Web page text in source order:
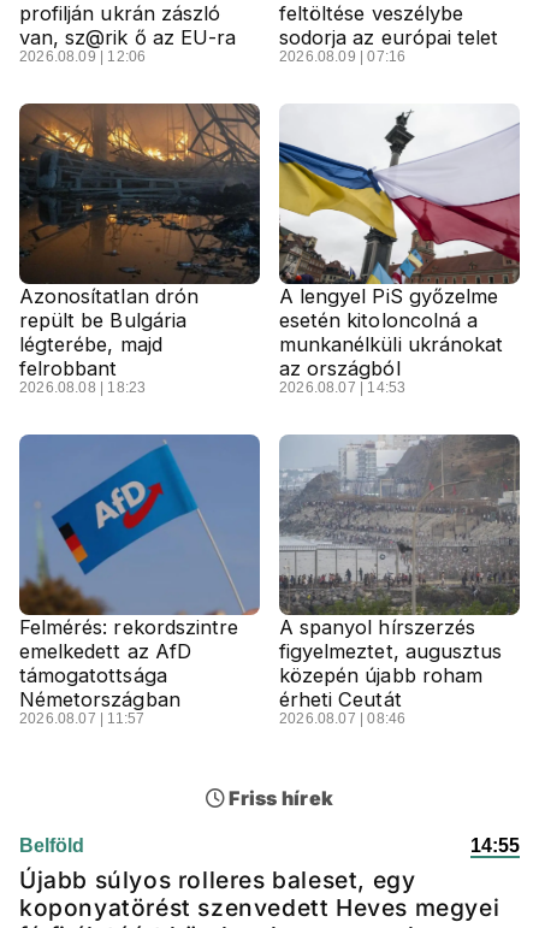
profilján ukrán zászló
van, sz@rik ő az EU-ra
2026.08.09 | 12:06
feltöltése veszélybe
sodorja az európai telet
2026.08.09 | 07:16
Azonosítatlan drón
repült be Bulgária
légterébe, majd
felrobbant
2026.08.08 | 18:23
A lengyel PiS győzelme
esetén kitoloncolná a
munkanélküli ukránokat
az országból
2026.08.07 | 14:53
Felmérés: rekordszintre
emelkedett az AfD
támogatottsága
Németországban
2026.08.07 | 11:57
A spanyol hírszerzés
figyelmeztet, augusztus
közepén újabb roham
érheti Ceutát
2026.08.07 | 08:46
Friss hírek
Belföld 14:55
Újabb súlyos rolleres baleset, egy
koponyatörést szenvedett Heves megyei